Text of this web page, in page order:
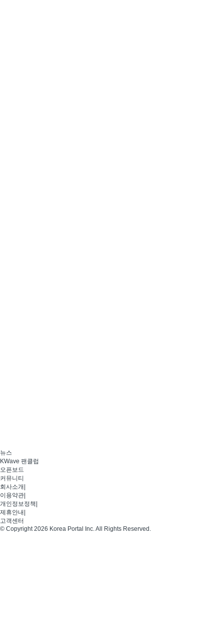
뉴스
KWave 팬클럽
오픈보드
커뮤니티
회사소개
이용약관
개인정보정책
제휴안내
고객센터
© Copyright 2026 Korea Portal Inc. All Rights Reserved.